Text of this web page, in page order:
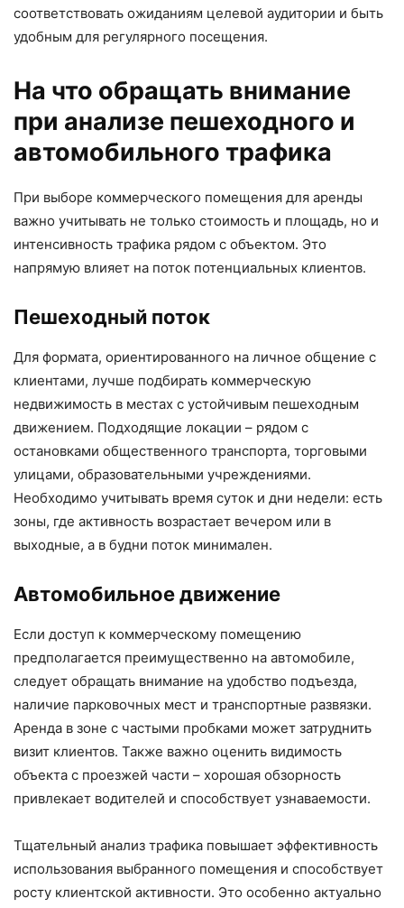
соответствовать ожиданиям целевой аудитории и быть
удобным для регулярного посещения.
На что обращать внимание
при анализе пешеходного и
автомобильного трафика
При выборе коммерческого помещения для аренды
важно учитывать не только стоимость и площадь, но и
интенсивность трафика рядом с объектом. Это
напрямую влияет на поток потенциальных клиентов.
Пешеходный поток
Для формата, ориентированного на личное общение с
клиентами, лучше подбирать коммерческую
недвижимость в местах с устойчивым пешеходным
движением. Подходящие локации – рядом с
остановками общественного транспорта, торговыми
улицами, образовательными учреждениями.
Необходимо учитывать время суток и дни недели: есть
зоны, где активность возрастает вечером или в
выходные, а в будни поток минимален.
Автомобильное движение
Если доступ к коммерческому помещению
предполагается преимущественно на автомобиле,
следует обращать внимание на удобство подъезда,
наличие парковочных мест и транспортные развязки.
Аренда в зоне с частыми пробками может затруднить
визит клиентов. Также важно оценить видимость
объекта с проезжей части – хорошая обзорность
привлекает водителей и способствует узнаваемости.
Тщательный анализ трафика повышает эффективность
использования выбранного помещения и способствует
росту клиентской активности. Это особенно актуально